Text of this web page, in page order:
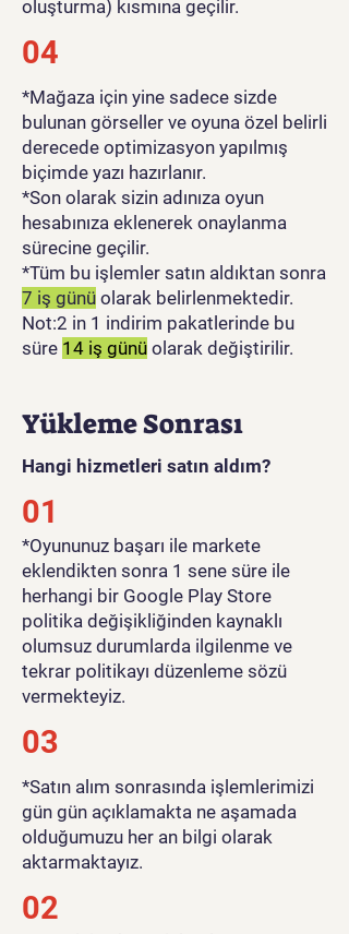
oluşturma) kısmına geçilir.
04
*Mağaza için yine sadece sizde
bulunan görseller ve oyuna özel belirli
derecede optimizasyon yapılmış
biçimde yazı hazırlanır.
*Son olarak sizin adınıza oyun
hesabınıza eklenerek onaylanma
sürecine geçilir.
*Tüm bu işlemler satın aldıktan sonra
7 iş günü olarak belirlenmektedir.
Not:2 in 1 indirim pakatlerinde bu
süre 14 iş günü olarak değiştirilir.
Yükleme Sonrası
Hangi hizmetleri satın aldım?
01
​*Oyununuz başarı ile markete
eklendikten sonra 1 sene süre ile
herhangi bir Google Play Store
politika değişikliğinden kaynaklı
olumsuz durumlarda ilgilenme ve
tekrar politikayı düzenleme sözü
vermekteyiz.
03
*Satın alım sonrasında işlemlerimizi
gün gün açıklamakta ne aşamada
olduğumuzu her an bilgi olarak
aktarmaktayız.
02